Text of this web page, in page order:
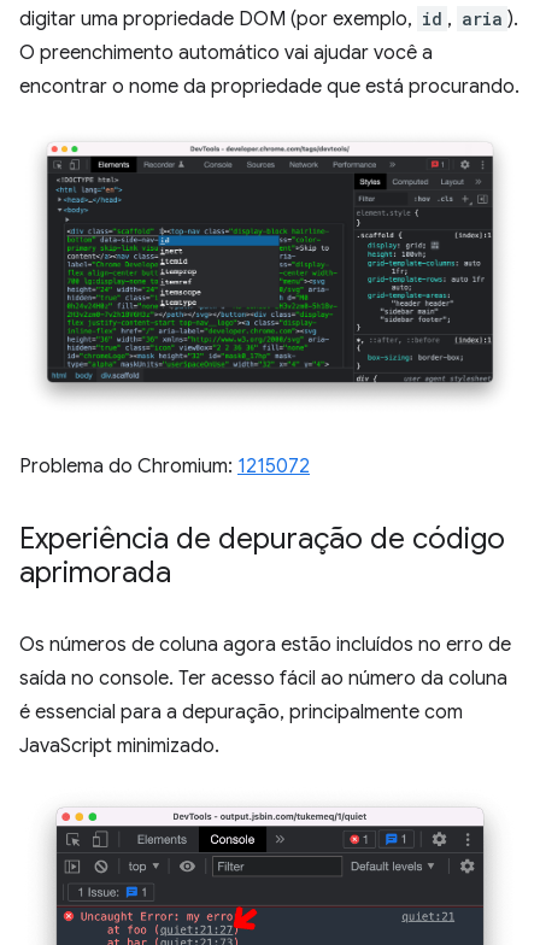
digitar uma propriedade DOM (por exemplo, id , aria ).
O preenchimento automático vai ajudar você a
encontrar o nome da propriedade que está procurando.
Problema do Chromium: 1215072
Experiência de depuração de código
aprimorada
Os números de coluna agora estão incluídos no erro de
saída no console. Ter acesso fácil ao número da coluna
é essencial para a depuração, principalmente com
JavaScript minimizado.